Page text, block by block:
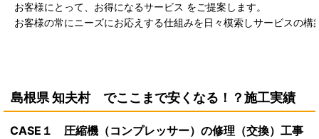
お客様にとって、お得になるサービス をご提案します。
お客様の常にニーズにお応えする仕組みを日々模索しサービスの構
島根県 知夫村 でここまで安くなる！？施工実績
CASE１ 圧縮機（コンプレッサー）の修理（交換）工事